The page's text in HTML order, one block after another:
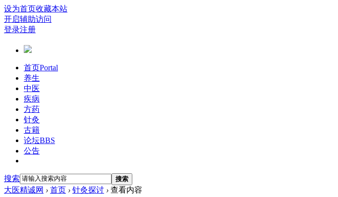
设为首页收藏本站
开启辅助访问
登录注册
首页Portal
养生
中医
疾病
方药
针灸
古籍
论坛BBS
公告
搜索 搜索
大医精诚网 › 首页 › 针灸探讨 › 查看内容